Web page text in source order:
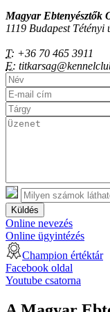
Magyar Ebtenyésztők
1119 Budapest Tétényi
T: +36 70 465 3911
E:
Küldés
Online nevezés
Online ügyintézés
Champion értéktár
Facebook oldal
Youtube csatorna